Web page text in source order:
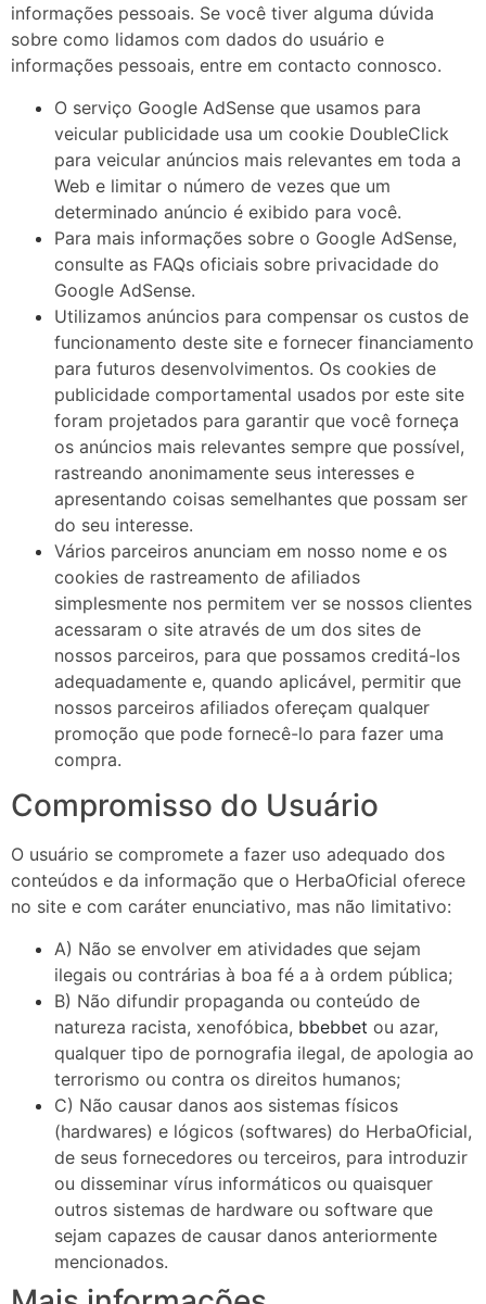
informações pessoais. Se você tiver alguma dúvida
sobre como lidamos com dados do usuário e
informações pessoais, entre em contacto connosco.
O serviço Google AdSense que usamos para
veicular publicidade usa um cookie DoubleClick
para veicular anúncios mais relevantes em toda a
Web e limitar o número de vezes que um
determinado anúncio é exibido para você.
Para mais informações sobre o Google AdSense,
consulte as FAQs oficiais sobre privacidade do
Google AdSense.
Utilizamos anúncios para compensar os custos de
funcionamento deste site e fornecer financiamento
para futuros desenvolvimentos. Os cookies de
publicidade comportamental usados ​​por este site
foram projetados para garantir que você forneça
os anúncios mais relevantes sempre que possível,
rastreando anonimamente seus interesses e
apresentando coisas semelhantes que possam ser
do seu interesse.
Vários parceiros anunciam em nosso nome e os
cookies de rastreamento de afiliados
simplesmente nos permitem ver se nossos clientes
acessaram o site através de um dos sites de
nossos parceiros, para que possamos creditá-los
adequadamente e, quando aplicável, permitir que
nossos parceiros afiliados ofereçam qualquer
promoção que pode fornecê-lo para fazer uma
compra.
Compromisso do Usuário
O usuário se compromete a fazer uso adequado dos
conteúdos e da informação que o HerbaOficial oferece
no site e com caráter enunciativo, mas não limitativo:
A) Não se envolver em atividades que sejam
ilegais ou contrárias à boa fé a à ordem pública;
B) Não difundir propaganda ou conteúdo de
natureza racista, xenofóbica, bbebbet ou azar,
qualquer tipo de pornografia ilegal, de apologia ao
terrorismo ou contra os direitos humanos;
C) Não causar danos aos sistemas físicos
(hardwares) e lógicos (softwares) do HerbaOficial,
de seus fornecedores ou terceiros, para introduzir
ou disseminar vírus informáticos ou quaisquer
outros sistemas de hardware ou software que
sejam capazes de causar danos anteriormente
mencionados.